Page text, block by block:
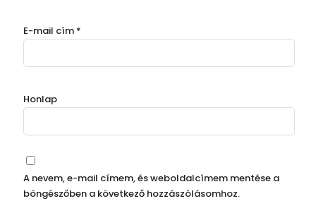
E-mail cím *
Honlap
A nevem, e-mail címem, és weboldalcímem mentése a
böngészőben a következő hozzászólásomhoz.